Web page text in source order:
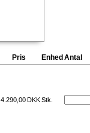
Pris Enhed Antal
4.290,00DKKStk.